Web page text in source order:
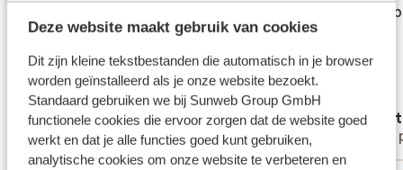
Deze website maakt gebruik van cookies
Dit zijn kleine tekstbestanden die automatisch in je browser
worden geïnstalleerd als je onze website bezoekt.
Standaard gebruiken we bij Sunweb Group GmbH
functionele cookies die ervoor zorgen dat de website goed
werkt en dat je alle functies goed kunt gebruiken,
analytische cookies om onze website te verbeteren en
Chambre très bruyante et ça en basse
saison. Triste pour un 4 étoiles mérite à
peine une étoile. Jamais déçu comme ici
Chambre très bruyante et ça en basse
saison. Triste pour un 4 étoiles mérite à
peine une étoile. Jamais déçu comme ici
Vertalen naar het Nederlands (NL)
Bauthier
Met partner
en
en